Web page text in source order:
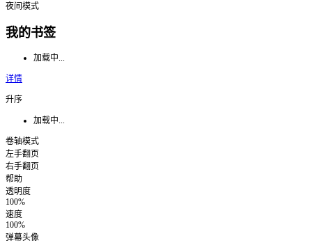
夜间模式
我的书签
加载中...
详情
升序
加载中...
卷轴模式
左手翻页
右手翻页
帮助
透明度
100%
速度
100%
弹幕头像